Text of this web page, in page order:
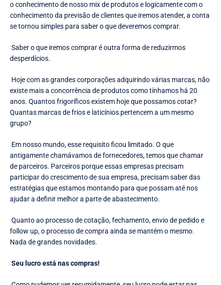
o conhecimento de nosso mix de produtos e logicamente com o
conhecimento da previsão de clientes que iremos atender, a conta
se tornou simples para saber o que deveremos comprar.
Saber o que iremos comprar é outra forma de reduzirmos
desperdícios.
Hoje com as grandes corporações adquirindo várias marcas, não
existe mais a concorrência de produtos como tínhamos há 20
anos. Quantos frigoríficos existem hoje que possamos cotar?
Quantas marcas de frios e laticínios pertencem a um mesmo
grupo?
Em nosso mundo, esse requisito ficou limitado. O que
antigamente chamávamos de fornecedores, temos que chamar
de parceiros. Parceiros porque essas empresas precisam
participar do crescimento de sua empresa, precisam saber das
estratégias que estamos montando para que possam até nos
ajudar a definir melhor a parte de abastecimento.
Quanto ao processo de cotação, fechamento, envio de pedido e
follow up, o processo de compra ainda se mantém o mesmo.
Nada de grandes novidades.
Seu lucro está nas compras!